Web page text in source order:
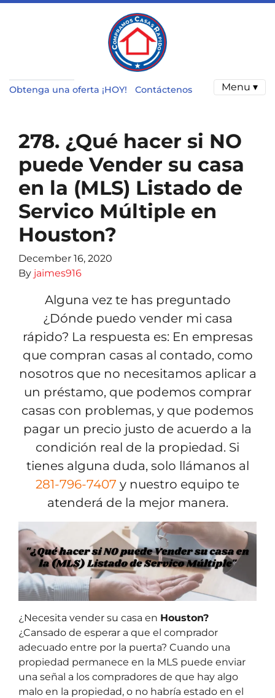
Obtenga una oferta ¡HOY! Contáctenos Menu ▾
278. ¿Qué hacer si NO
puede Vender su casa
en la (MLS) Listado de
Servico Múltiple en
Houston?
December 16, 2020
By jaimes916
Alguna vez te has preguntado
¿Dónde puedo vender mi casa
rápido? La respuesta es: En empresas
que compran casas al contado, como
nosotros que no necesitamos aplicar a
un préstamo, que podemos comprar
casas con problemas, y que podemos
pagar un precio justo de acuerdo a la
condición real de la propiedad. Si
tienes alguna duda, solo llámanos al
281-796-7407 y nuestro equipo te
atenderá de la mejor manera.
¿Necesita vender su casa en Houston?
¿Cansado de esperar a que el comprador
adecuado entre por la puerta? Cuando una
propiedad permanece en la MLS puede enviar
una señal a los compradores de que hay algo
malo en la propiedad, o no habría estado en el